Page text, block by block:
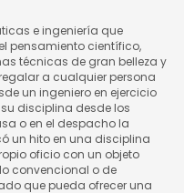
e ingeniería que
pensamiento científico,
técnicas de gran belleza y
a cualquier persona
un ingeniero en ejercicio
disciplina desde los
o en el despacho la
un hito en una disciplina
oficio con un objeto
convencional o de
que pueda ofrecer una